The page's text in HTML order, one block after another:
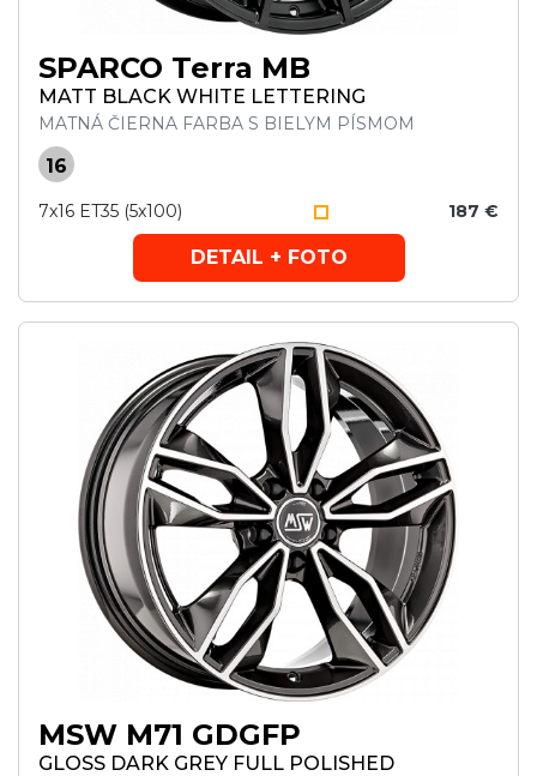
SPARCO Terra MB
MATT BLACK WHITE LETTERING
MATNÁ ČIERNA FARBA S BIELYM PÍSMOM
16
7x16 ET35 (5x100) 187 €
DETAIL + FOTO
MSW M71 GDGFP
GLOSS DARK GREY FULL POLISHED